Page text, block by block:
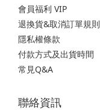
會員福利 VIP
退換貨&取消訂單規則
隱私權條款
付款方式及出貨時間
常見Q&A
聯絡資訊